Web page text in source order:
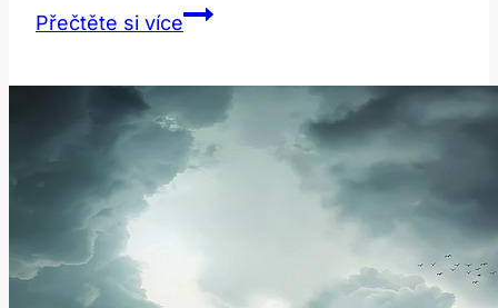
Přečtěte si víceBones:
Používat
Tento
Anglický